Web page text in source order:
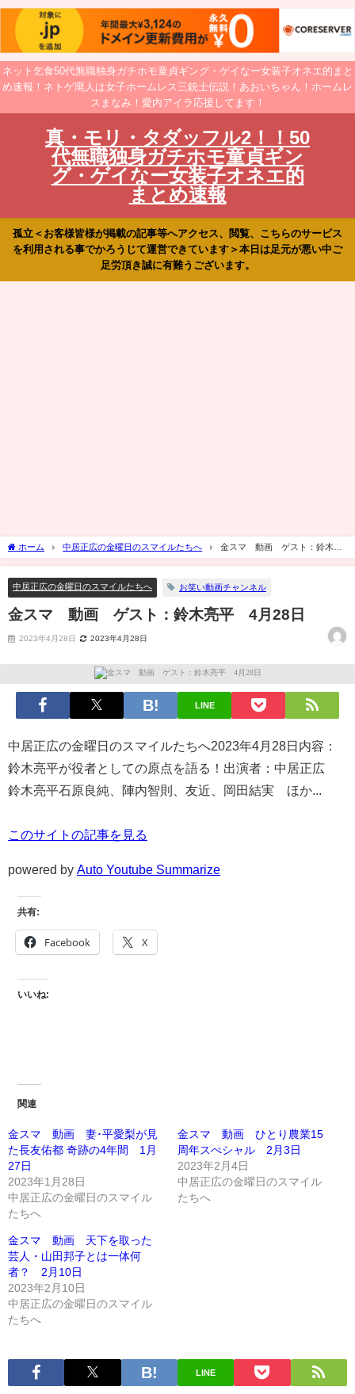
ネット乞食50代無職独身ガチホモ童貞ギング・ゲイなー女装子オネエ的まと
め速報！ネトゲ廃人は女子ホームレス三銃士伝説！あおいちゃん！ホームレ
スまなみ！愛内アイラ応援してます！
真・モリ・タダッフル2！！50
代無職独身ガチホモ童貞ギン
グ・ゲイなー女装子オネエ的
まとめ速報
孤立＜お客様皆様が掲載の記事等へアクセス、閲覧、こちらのサービス
を利用される事でかろうじて運営できています＞本日は足元が悪い中ご
足労頂き誠に有難うございます。
ホーム 中居正広の金曜日のスマイルたちへ
金スマ 動画 ゲスト：鈴木亮
平 4月28日
中居正広の金曜日のスマイルたちへ お笑い動画チャンネル
金スマ 動画 ゲスト：鈴木亮平 4月28日
2023年4月28日 2023年4月28日
LINE
中居正広の金曜日のスマイルたちへ2023年4月28日内容：
鈴木亮平が役者としての原点を語る！出演者：中居正広
鈴木亮平石原良純、陣内智則、友近、岡田結実 ほか...
このサイトの記事を見る
powered by Auto Youtube Summarize
共有:
Facebook X
いいね:
関連
金スマ 動画 妻･平愛梨が見
た長友佑都 奇跡の4年間 1月
27日
2023年1月28日
中居正広の金曜日のスマイル
たちへ
金スマ 動画 ひとり農業15
周年スぺシャル 2月3日
2023年2月4日
中居正広の金曜日のスマイル
たちへ
金スマ 動画 天下を取った
芸人・山田邦子とは一体何
者？ 2月10日
2023年2月10日
中居正広の金曜日のスマイル
たちへ
LINE